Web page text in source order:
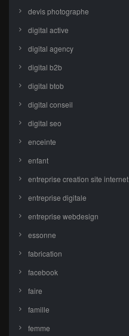
devis photographe
digital active
digital agency
digital b2b
digital btob
digital conseil
digital seo
enceinte
enfant
entreprise creation site internet
entreprise digitale
entreprise webdesign
essonne
fabrication
facebook
faire
famille
femme